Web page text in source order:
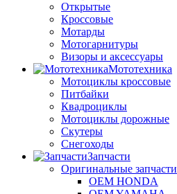
Открытые
Кроссовые
Мотарды
Мотогарнитуры
Визоры и аксессуары
Мототехника
Мотоциклы кроссовые
Питбайки
Квадроциклы
Мотоциклы дорожные
Скутеры
Снегоходы
Запчасти
Оригинальные запчасти
OEM HONDA